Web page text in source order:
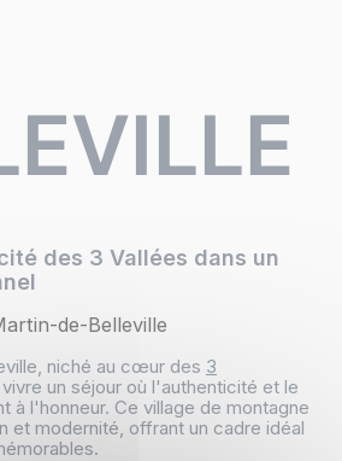
des 3 Vallées dans un
de-Belleville
, niché au cœur des 3
un séjour où l'authenticité et le
à l'honneur. Ce village de montagne
et modernité, offrant un cadre idéal